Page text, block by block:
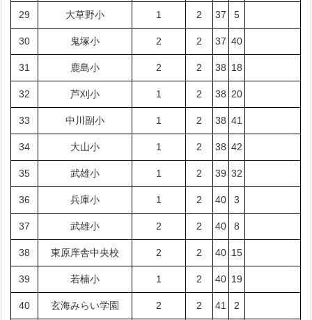
29 大草野小 1 2 37 5
30 鬼塚小 2 2 37 40
31 鹿島小 2 2 38 18
32 芦刈小 1 2 38 20
33 中川副小 1 2 38 41
34 大山小 1 2 38 42
35 武雄小 1 2 39 32
36 兵庫小 1 2 40 3
37 武雄小 2 2 40 8
38 東原庠舎中央校 2 2 40 15
39 若楠小 1 2 40 19
40 玄海みらい学園 2 2 41 2